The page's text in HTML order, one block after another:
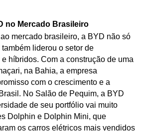
no Mercado Brasileiro
mercado brasileiro, a BYD não só
liderou o setor de
híbridos. Com a construção de uma
na Bahia, a empresa
com o crescimento e a
No Salão de Pequim, a BYD
de seu portfólio vai muito
Dolphin e Dolphin Mini, que
os carros elétricos mais vendidos